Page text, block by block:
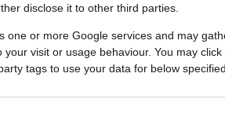
disclose it to other third parties.
one or more Google services and may
visit or usage behaviour. You may
tags to use your data for below
km på samma banan som
3.3 km, även de på samma